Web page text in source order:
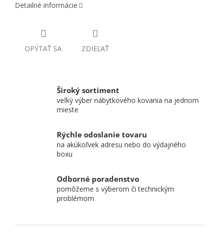
Detailné informácie
OPÝTAŤ SA ZDIEĽAŤ
Široký sortiment
veľký výber nábytkového kovania na jednom
mieste
Rýchle odoslanie tovaru
na akúkoľvek adresu nebo do výdajného
boxu
Odborné poradenstvo
pomôžeme s výberom či technickým
problémom